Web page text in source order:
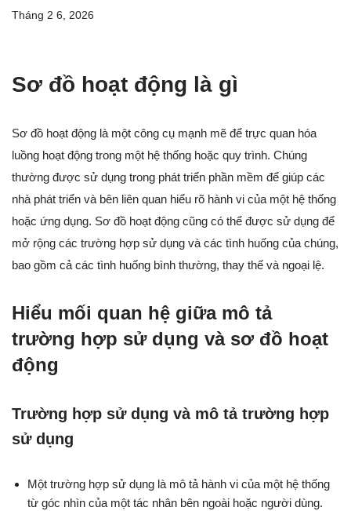
Tháng 2 6, 2026
Sơ đồ hoạt động là gì
Sơ đồ hoạt động là một công cụ mạnh mẽ để trực quan hóa
luồng hoạt động trong một hệ thống hoặc quy trình. Chúng
thường được sử dụng trong phát triển phần mềm để giúp các
nhà phát triển và bên liên quan hiểu rõ hành vi của một hệ thống
hoặc ứng dụng. Sơ đồ hoạt động cũng có thể được sử dụng để
mở rộng các trường hợp sử dụng và các tình huống của chúng,
bao gồm cả các tình huống bình thường, thay thế và ngoại lệ.
Hiểu mối quan hệ giữa mô tả
trường hợp sử dụng và sơ đồ hoạt
động
Trường hợp sử dụng và mô tả trường hợp
sử dụng
Một trường hợp sử dụng là mô tả hành vi của một hệ thống
từ góc nhìn của một tác nhân bên ngoài hoặc người dùng.